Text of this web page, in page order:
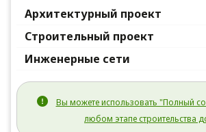
Архитектурный проект
Строительный проект
Инженерные сети
Вы можете использовать "Полный
любом этапе строительства